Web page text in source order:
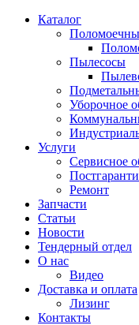
Каталог
Пылесосы
Уборочное
Услуги
Сервисное
Ремонт
Запчасти
Статьи
Новости
Тендерный отдел
О нас
Видео
Доставка и оплата
Лизинг
Контакты